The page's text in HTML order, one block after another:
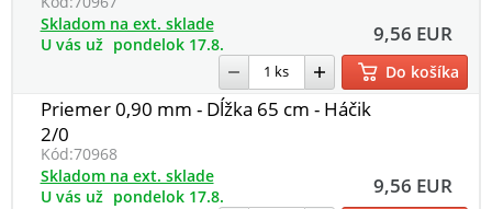
9,56 EUR
Skladom na ext. sklade
U vás už pondelok 17.8.
Do košíka
Priemer 0,90 mm - Dĺžka 65 cm - Háčik
2/0
Kód:70968
9,56 EUR
Skladom na ext. sklade
U vás už pondelok 17.8.